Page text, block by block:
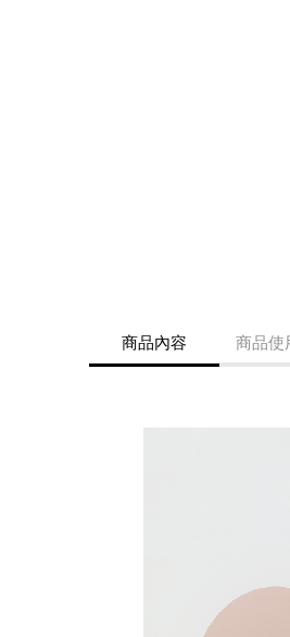
商品內容 商品使